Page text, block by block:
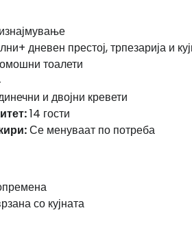
дневен престој, трпезарија и
тоалети
и двојни кревети
14 гости
Се менуваат по потреба
со кујната